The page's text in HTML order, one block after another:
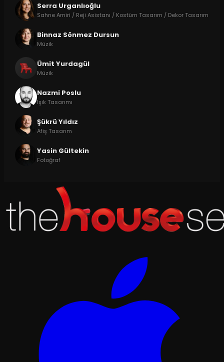
Serra Urganlıoğlu
Sahne Amiri / Reji Asistanı / Kostüm Tasarım / Dekor Tasarım
Binnaz Sönmez Dursun
Müzik
Ümit Yurdagül
Müzik
Nazmi Poslu
Işık Tasarımı
Şükrü Yıldız
Afiş Tasarım
Yasin Gültekin
Fotoğraf